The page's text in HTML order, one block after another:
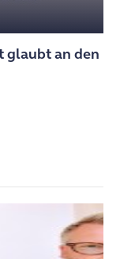
glaubt an den